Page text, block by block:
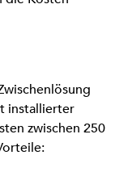
installierter
zwischen 250